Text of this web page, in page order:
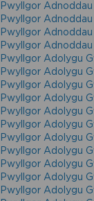
Pwyllgor
Pwyllgor
Pwyllgor
Pwyllgor
Pwyllgor Adolygu
Pwyllgor Adolygu
Pwyllgor Adolygu
Pwyllgor Adolygu
Pwyllgor Adolygu
Pwyllgor Adolygu
Pwyllgor Adolygu
Pwyllgor Adolygu
Pwyllgor Adolygu
Pwyllgor Adolygu
Pwyllgor Adolygu